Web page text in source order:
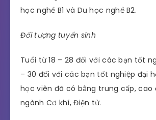
học nghề B1 và Du học nghề B2.
Đối tượng tuyển sinh
Tuổi từ 18 – 28 đối với các bạn tốt
– 30 đối với các bạn tốt nghiệp đại
học viên đã có bằng trung cấp, cao
ngành Cơ khí, Điện tử.